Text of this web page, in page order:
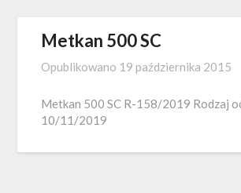
Metkan 500 SC
Opublikowano 19 października 2015
Metkan 500 SC R-158/2019 Rodzaj
10/11/2019